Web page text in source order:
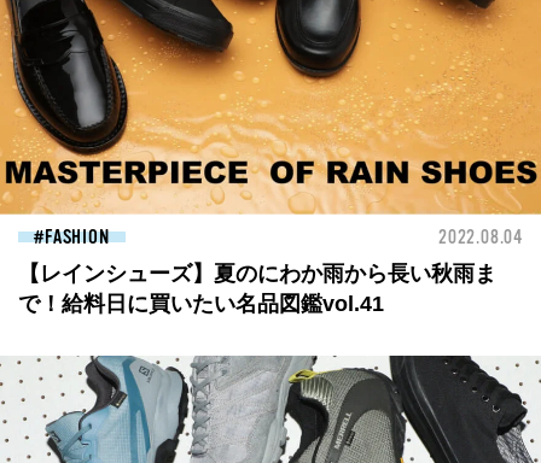
FASHION 2022.08.04
【レインシューズ】夏のにわか雨から長い秋雨ま
で！給料日に買いたい名品図鑑vol.41